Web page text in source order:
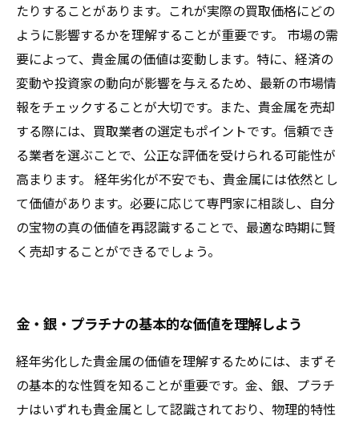
たりすることがあります。これが実際の買取価格にどの
ように影響するかを理解することが重要です。 市場の需
要によって、貴金属の価値は変動します。特に、経済の
変動や投資家の動向が影響を与えるため、最新の市場情
報をチェックすることが大切です。また、貴金属を売却
する際には、買取業者の選定もポイントです。信頼でき
る業者を選ぶことで、公正な評価を受けられる可能性が
高まります。 経年劣化が不安でも、貴金属には依然とし
て価値があります。必要に応じて専門家に相談し、自分
の宝物の真の価値を再認識することで、最適な時期に賢
く売却することができるでしょう。
金・銀・プラチナの基本的な価値を理解しよう
経年劣化した貴金属の価値を理解するためには、まずそ
の基本的な性質を知ることが重要です。金、銀、プラチ
ナはいずれも貴金属として認識されており、物理的特性